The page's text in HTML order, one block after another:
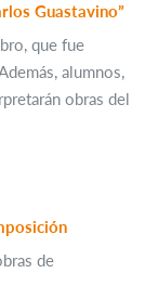
Guastavino”
que fue
alumnos,
obras del
de